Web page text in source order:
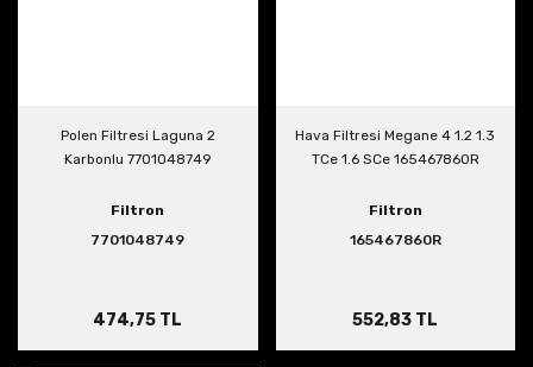
Polen Filtresi Laguna 2
Karbonlu 7701048749
Filtron
7701048749
474,75 TL
Hava Filtresi Megane 4 1.2 1.3
TCe 1.6 SCe 165467860R
Filtron
165467860R
552,83 TL